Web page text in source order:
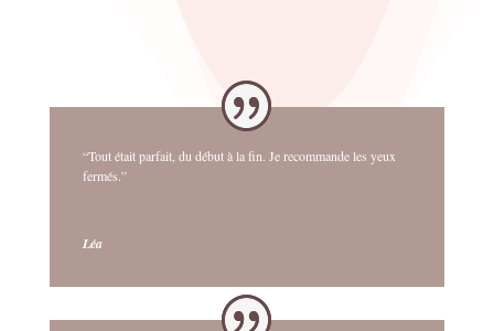
“Tout était parfait, du début à la fin. Je recommande les yeux
fermés.”
Léa